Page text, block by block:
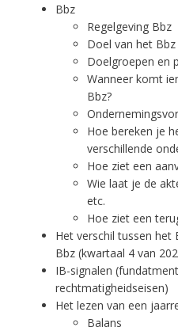
Bbz
Regelgeving Bbz
Doel van het Bbz
Doelgroepen en
Wanneer komt
Bbz?
Hoe bereken je
verschillende
Hoe ziet een
Wie laat je de
etc.
Hoe ziet een
Het verschil tussen het
Bbz (kwartaal 4 van
IB-signalen
rechtmatigheidseisen)
Het lezen van een
Balans